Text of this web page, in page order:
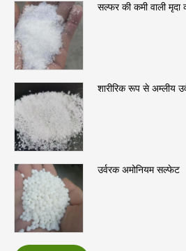
सल्फर की कमी वाली
शारीरिक रूप से अम्लीय
उर्वरक अमोनियम सल्फेट